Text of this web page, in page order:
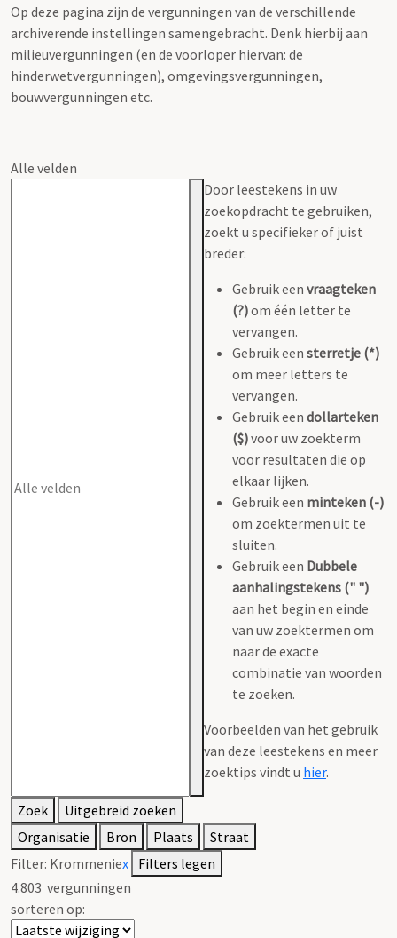
Op deze pagina zijn de vergunningen van de verschillende
archiverende instellingen samengebracht. Denk hierbij aan
milieuvergunningen (en de voorloper hiervan: de
hinderwetvergunningen), omgevingsvergunningen,
bouwvergunningen etc.
Alle velden
Door leestekens in uw
zoekopdracht te gebruiken,
zoekt u specifieker of juist
breder:
Gebruik een vraagteken
(?)om één letter te
vervangen.
Gebruik een sterretje (*)
om meer letters te
vervangen.
Gebruik een dollarteken
($)voor uw zoekterm
voor resultaten die op
elkaar lijken.
Gebruik een minteken (-)
om zoektermen uit te
sluiten.
Gebruik een Dubbele
aanhalingstekens (" ")
aan het begin en einde
van uw zoektermen om
naar de exacte
combinatie van woorden
te zoeken.
Voorbeelden van het gebruik
van deze leestekens en meer
zoektips vindt u hier.
Zoek
Uitgebreid zoeken
Organisatie
Bron Plaats
Straat
Filter: Krommeniex Filters legen
4.803 vergunningen
sorteren op: